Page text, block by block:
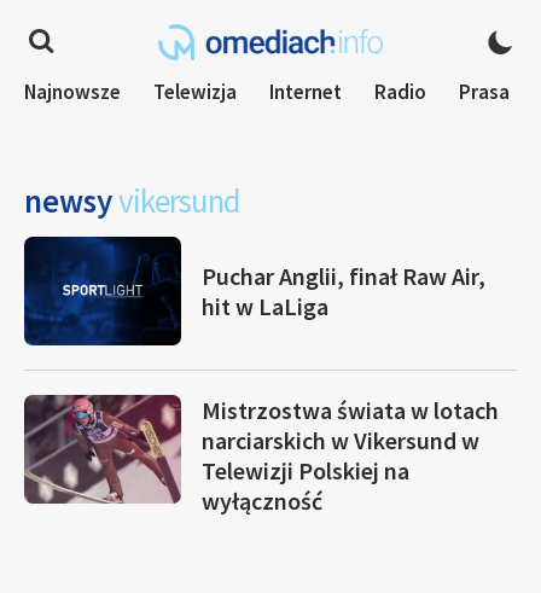
Najnowsze Telewizja Internet Radio Prasa
newsyvikersund
Puchar Anglii, finał Raw Air,
hit w LaLiga
Mistrzostwa świata w lotach
narciarskich w Vikersund w
Telewizji Polskiej na
wyłączność